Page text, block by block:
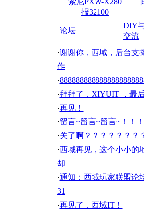
索尼PXW-X280
报32100
论坛
DIY
交流
·谢谢你，西域，后台支
作
·
·拜拜了，XIYUIT ，最
·再见！
·留言~留言~留言~！！！
·关了啊？？？？？？？
·西域再见，这个小小的
却
·通知：西域玩家联盟论
31
·再见了，西域IT！